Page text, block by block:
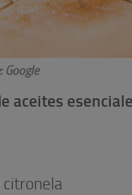
Google
aceites
citronela